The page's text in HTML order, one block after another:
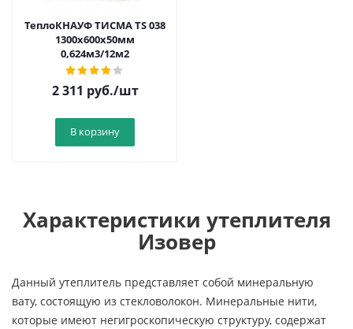
ТеплоКНАУФ ТИСМА TS 038
1300х600х50мм
0,624м3/12м2
2 311 руб./шт
В корзину
Характеристики утеплителя
Изовер
Данный утеплитель представляет собой минеральную
вату, состоящую из стекловолокон. Минеральные нити,
которые имеют негигроскопическую структуру, содержат